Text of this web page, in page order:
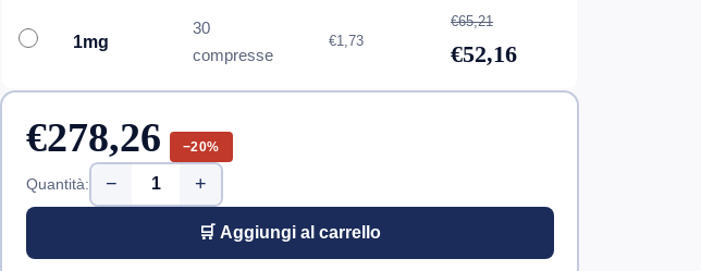
1mg
30
compresse
€1,73
€65,21
€52,16
€278,26 −20%
Quantità: − +
🛒 Aggiungi al carrello